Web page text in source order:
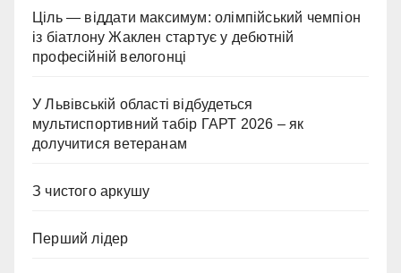
Ціль — віддати максимум: олімпійський чемпіон
із біатлону Жаклен стартує у дебютній
професійній велогонці
У Львівській області відбудеться
мультиспортивний табір ГАРТ 2026 – як
долучитися ветеранам
З чистого аркушу
Перший лідер